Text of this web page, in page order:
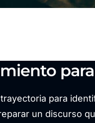
para
un discurso